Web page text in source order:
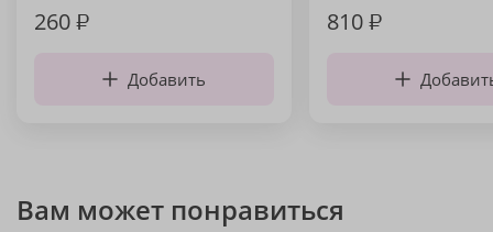
260₽
Добавить
810₽
Вам может понравиться